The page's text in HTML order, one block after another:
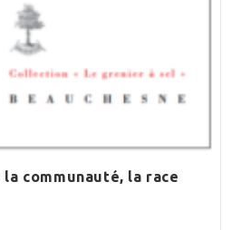
communauté, la race